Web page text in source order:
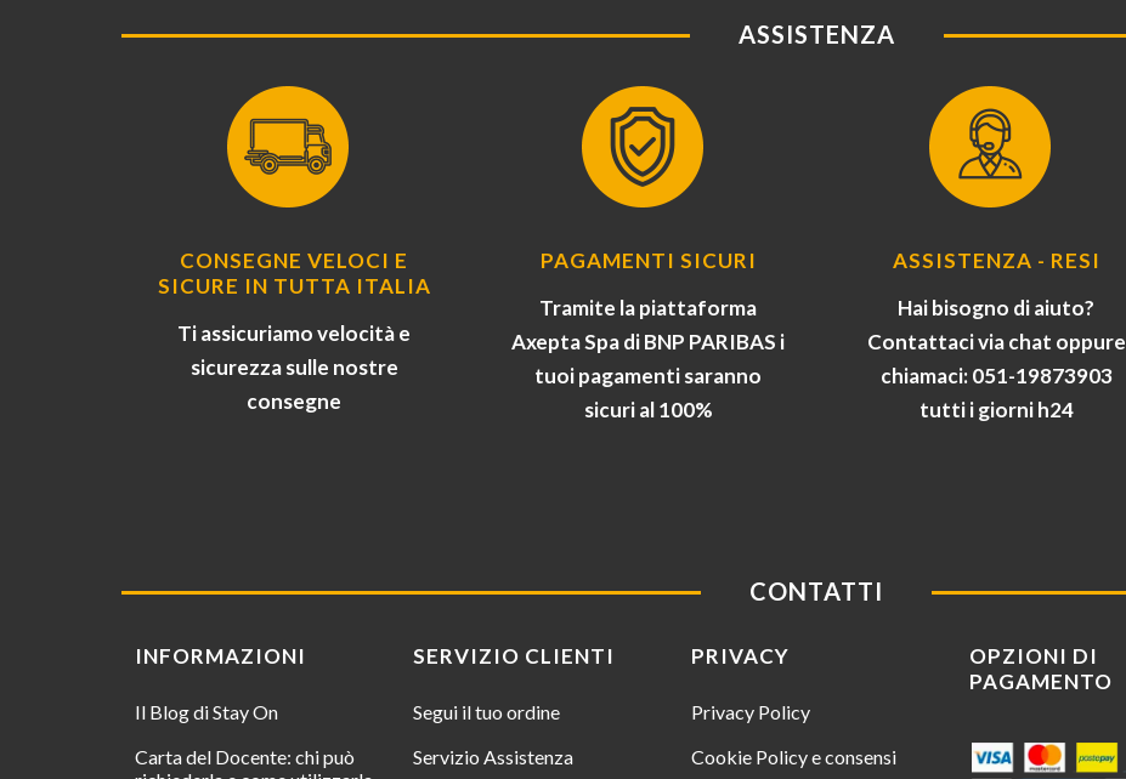
ASSISTENZA
CONSEGNE VELOCI E
SICURE IN TUTTA ITALIA
Ti assicuriamo velocità e
sicurezza sulle nostre
consegne
PAGAMENTI SICURI
Tramite la piattaforma
Axepta Spa di BNP PARIBAS i
tuoi pagamenti saranno
sicuri al 100%
ASSISTENZA - RESI
Hai bisogno di aiuto?
Contattaci via chat oppure
chiamaci: 051-19873903
tutti i giorni h24
CONTATTI
INFORMAZIONI
Il Blog di Stay On
Carta del Docente: chi può
SERVIZIO CLIENTI
Segui il tuo ordine
Servizio Assistenza
PRIVACY
Privacy Policy
Cookie Policy e consensi
OPZIONI DI
PAGAMENTO